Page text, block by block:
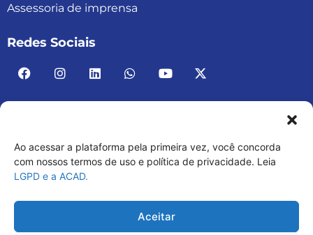
Ao acessar a plataforma pela primeira vez, você concorda
com nossos termos de uso e política de privacidade. Leia
LGPD e a ACAD.
Aceitar
Assessoria de imprensa
Redes Sociais
ACAD BRASIL – ASSOCIAÇÃO BRASILEIRA DE